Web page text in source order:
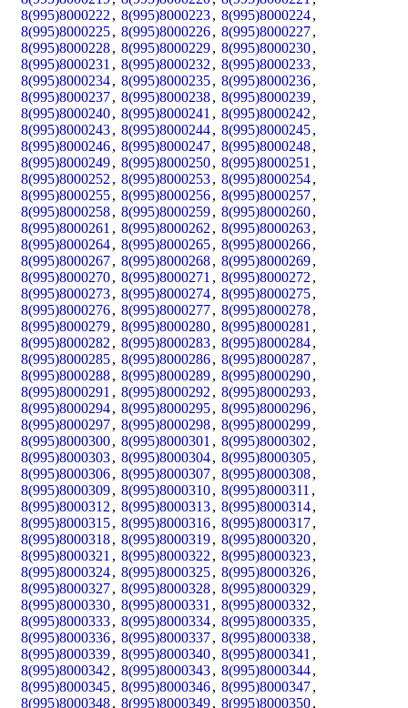
8(995)8000222 , 8(995)8000223, 8(995)8000224,
8(995)8000225, 8(995)8000226, 8(995)8000227,
8(995)8000228, 8(995)8000229, 8(995)8000230,
8(995)8000231 , 8(995)8000232 , 8(995)8000233,
8(995)8000234, 8(995)8000235, 8(995)8000236,
8(995)8000237, 8(995)8000238, 8(995)8000239,
8(995)8000240, 8(995)8000241 , 8(995)8000242 ,
8(995)8000243, 8(995)8000244, 8(995)8000245,
8(995)8000246, 8(995)8000247, 8(995)8000248,
8(995)8000249, 8(995)8000250, 8(995)8000251 ,
8(995)8000252 , 8(995)8000253, 8(995)8000254,
8(995)8000255, 8(995)8000256, 8(995)8000257,
8(995)8000258, 8(995)8000259, 8(995)8000260,
8(995)8000261 , 8(995)8000262 , 8(995)8000263,
8(995)8000264, 8(995)8000265, 8(995)8000266,
8(995)8000267, 8(995)8000268, 8(995)8000269,
8(995)8000270, 8(995)8000271 , 8(995)8000272 ,
8(995)8000273, 8(995)8000274, 8(995)8000275,
8(995)8000276, 8(995)8000277, 8(995)8000278,
8(995)8000279, 8(995)8000280, 8(995)8000281 ,
8(995)8000282 , 8(995)8000283, 8(995)8000284,
8(995)8000285, 8(995)8000286, 8(995)8000287,
8(995)8000288, 8(995)8000289, 8(995)8000290,
8(995)8000291 , 8(995)8000292 , 8(995)8000293,
8(995)8000294, 8(995)8000295, 8(995)8000296,
8(995)8000297, 8(995)8000298, 8(995)8000299,
8(995)8000300, 8(995)8000301 , 8(995)8000302 ,
8(995)8000303, 8(995)8000304, 8(995)8000305,
8(995)8000306, 8(995)8000307, 8(995)8000308,
8(995)8000309, 8(995)8000310, 8(995)8000311 ,
8(995)8000312 , 8(995)8000313, 8(995)8000314,
8(995)8000315, 8(995)8000316, 8(995)8000317,
8(995)8000318, 8(995)8000319, 8(995)8000320,
8(995)8000321 , 8(995)8000322 , 8(995)8000323,
8(995)8000324, 8(995)8000325, 8(995)8000326,
8(995)8000327, 8(995)8000328, 8(995)8000329,
8(995)8000330, 8(995)8000331 , 8(995)8000332 ,
8(995)8000333, 8(995)8000334, 8(995)8000335,
8(995)8000336, 8(995)8000337, 8(995)8000338,
8(995)8000339, 8(995)8000340, 8(995)8000341 ,
8(995)8000342 , 8(995)8000343, 8(995)8000344,
8(995)8000345, 8(995)8000346, 8(995)8000347,
8(995)8000348, 8(995)8000349, 8(995)8000350,